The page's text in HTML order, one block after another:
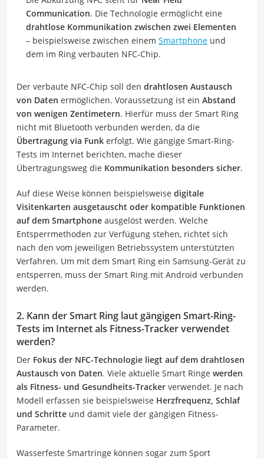
Communication. Die Technologie ermöglicht eine
drahtlose Kommunikation zwischen zwei Elementen
– beispielsweise zwischen einem Smartphone und
dem im Ring verbauten NFC-Chip.
Der verbaute NFC-Chip soll den drahtlosen Austausch
von Daten ermöglichen. Voraussetzung ist ein Abstand
von wenigen Zentimetern. Hierfür muss der Smart Ring
nicht mit Bluetooth verbunden werden, da die
Übertragung via Funk erfolgt. Wie gängige Smart-Ring-
Tests im Internet berichten, mache dieser
Übertragungsweg die Kommunikation besonders sicher.
Auf diese Weise können beispielsweise digitale
Visitenkarten ausgetauscht oder kompatible Funktionen
auf dem Smartphone ausgelöst werden. Welche
Entsperrmethoden zur Verfügung stehen, richtet sich
nach den vom jeweiligen Betriebssystem unterstützten
Verfahren. Um mit dem Smart Ring ein Samsung-Gerät zu
entsperren, muss der Smart Ring mit Android verbunden
werden.
2. Kann der Smart Ring laut gängigen Smart-Ring-
Tests im Internet als Fitness-Tracker verwendet
werden?
Der Fokus der NFC-Technologie liegt auf dem drahtlosen
Austausch von Daten. Viele aktuelle Smart Ringe werden
als Fitness- und Gesundheits-Tracker verwendet. Je nach
Modell erfassen sie beispielsweise Herzfrequenz, Schlaf
und Schritte und damit viele der gängigen Fitness-
Parameter.
Wasserfeste Smartringe können sogar zum Sport